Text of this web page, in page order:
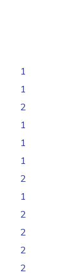
1
1
2
1
1
1
2
1
2
2
2
2